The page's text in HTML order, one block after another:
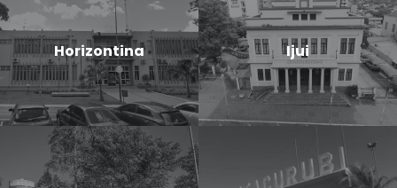
Horizontina Ijui